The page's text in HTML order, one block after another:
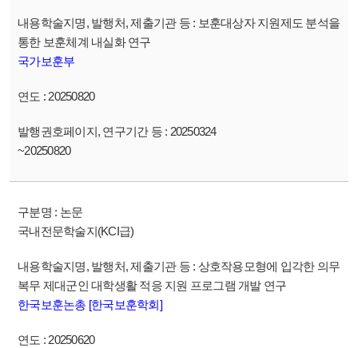
보훈대상자 지원제도 분석을
통한 보훈체계 내실화 연구
국가보훈부
20250820
20250324
~20250820
논문
국내전문학술지(KCI급)
상호작용모형에 입각한 의무
복무 제대군인 대학생활 적응 지원 프로그램 개발 연구
한국보훈논총 [한국보훈학회]
20250620